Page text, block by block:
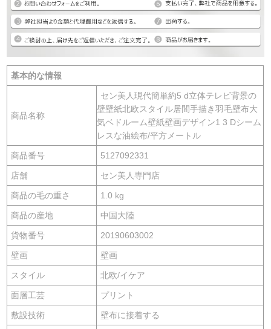
基本的な情報
商品名称
セン美人現代簡単約5 d立体テレビ背景の
壁壁紙北欧スタイル居間手描き羽毛壁布大
気ベドルーム壁紙壁画デザイン1 3 Dシーム
レスな油絵布/平方メートル
商品番号 5127092331
店舗 セン美人専門店
商品の毛の重さ 1.0 kg
商品の産地 中国大陸
貨物番号 20190603002
壁画 壁画
スタイル 北欧/イケア
面層工芸 プリント
敷設技術 壁布に接着する